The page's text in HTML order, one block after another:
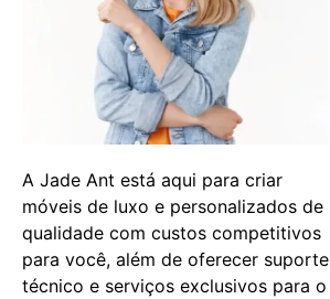
A Jade Ant está aqui para criar
móveis de luxo e personalizados de
qualidade com custos competitivos
para você, além de oferecer suporte
técnico e serviços exclusivos para o